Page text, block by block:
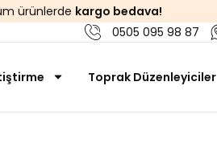
ürünlerde kargo bedava!
0505 095 98 87
Toprak Düzenleyiciler